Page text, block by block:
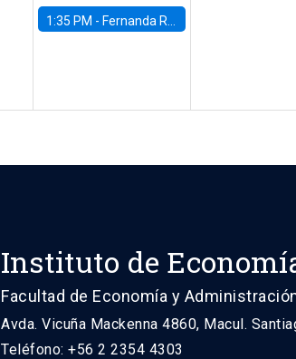
1:35 PM - Fernanda Rojas Ampuero, University of Wisconsin-Madison
Instituto de
Facultad de Economía y
Avda. Vicuña Mackenna 4860, Macul.
Teléfono: +56 2 2354 4303